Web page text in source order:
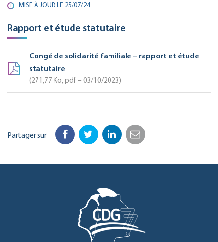
MISE À JOUR LE 25/07/24
Rapport et étude statutaire
Congé de solidarité familiale – rapport et étude
statutaire
271,77 Ko, pdf – 03/10/2023
Partager sur Facebook
TwitterLinkedIn
Email